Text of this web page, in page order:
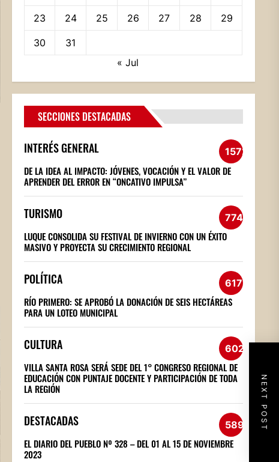
NEXT POST
23 24 25 26 27 28 29
30
31
« Jul
SECCIONES DESTACADAS
INTERÉS GENERAL 1572
DE LA IDEA AL IMPACTO: JÓVENES, VOCACIÓN Y EL VALOR DE
APRENDER DEL ERROR EN “ONCATIVO IMPULSA”
TURISMO 774
LUQUE CONSOLIDA SU FESTIVAL DE INVIERNO CON UN ÉXITO
MASIVO Y PROYECTA SU CRECIMIENTO REGIONAL
POLÍTICA 617
RÍO PRIMERO: SE APROBÓ LA DONACIÓN DE SEIS HECTÁREAS
PARA UN LOTEO MUNICIPAL
CULTURA 602
VILLA SANTA ROSA SERÁ SEDE DEL 1° CONGRESO REGIONAL DE
EDUCACIÓN CON PUNTAJE DOCENTE Y PARTICIPACIÓN DE TODA
LA REGIÓN
DESTACADAS 589
EL DIARIO DEL PUEBLO Nº 328 – DEL 01 AL 15 DE NOVIEMBRE
2023